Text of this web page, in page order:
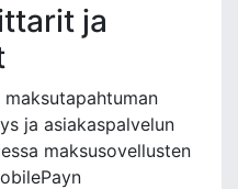
ja
ja asiakaspalvelun
maksusovellusten